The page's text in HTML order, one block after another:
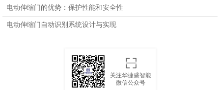
电动伸缩门的优势：保护性能和安全性
电动伸缩门自动识别系统设计与实现
关注华捷盛智能
微信公众号